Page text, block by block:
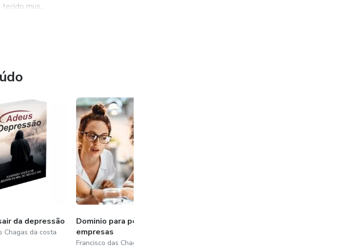
mus...
da depressão
Chagas da costa
Dominio para pequenas
empresas
Francisco das Chagas da costa